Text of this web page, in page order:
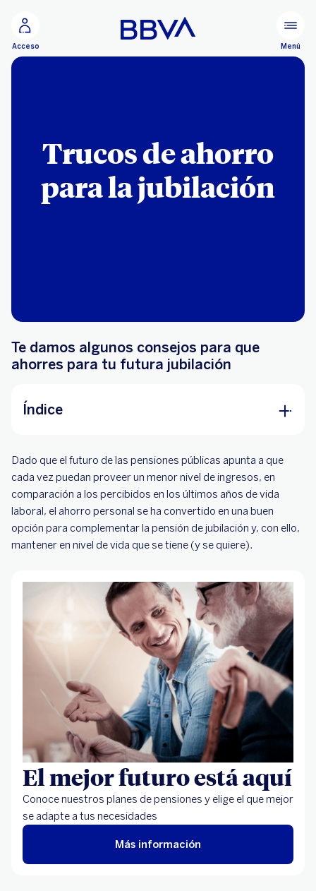
Acceso Menú
Trucos de ahorro
para la jubilación
Te damos algunos consejos para que
ahorres para tu futura jubilación
Índice
para la jubilación?
¿Cuánto hay que ahorrar para la jubilación (al
mes)?
¿Dónde invertir este ahorro?
de pensiones?
La motivación del ahorrador
Dado que el futuro de las pensiones públicas apunta a que
cada vez puedan proveer un menor nivel de ingresos, en
comparación a los percibidos en los últimos años de vida
laboral, el ahorro personal se ha convertido en una buen
opción para complementar la pensión de jubilación y, con ello,
mantener en nivel de vida que se tiene (y se quiere).
El mejor futuro está aquí
Conoce nuestros planes de pensiones y elige el que mejor
se adapte a tus necesidades
Más información